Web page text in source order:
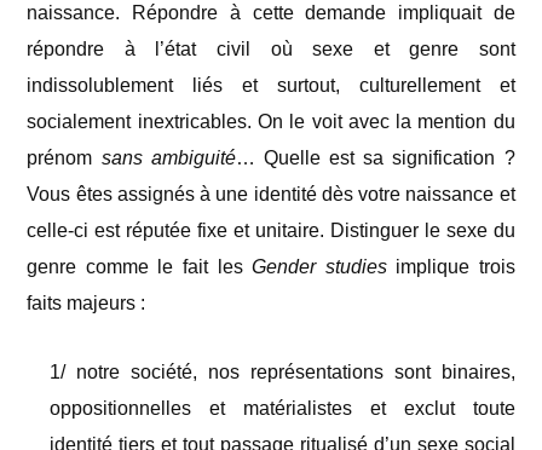
naissance. Répondre à cette demande impliquait de
répondre à l’état civil où sexe et genre sont
indissolublement liés et surtout, culturellement et
socialement inextricables. On le voit avec la mention du
prénom sans ambiguité… Quelle est sa signification ?
Vous êtes assignés à une identité dès votre naissance et
celle-ci est réputée fixe et unitaire. Distinguer le sexe du
genre comme le fait lesGender studiesimplique trois
faits majeurs :
1/ notre société, nos représentations sont binaires,
oppositionnelles et matérialistes et exclut toute
identité tiers et tout passage ritualisé d’un sexe social